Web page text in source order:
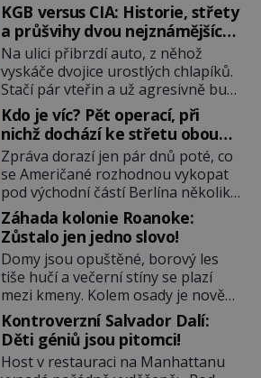
KGB versus CIA: Historie, střety
a průšvihy dvou nejznámějších
tajných služeb historie
Na ulici přibrzdí auto, z něhož
vyskáče dvojice urostlých chlapíků.
Stačí pár vteřin a už agresivně buší
na dveře. O další okamžik později
vlečou nebožáka do auta, a pak už
ho nikdy nikdo nespatří. Dostal se
totiž do rukou všemocné KGB. Jako
sourozenci, kteří si nemohou přijít
na jméno. Neustále se předhání v
plánování sabotáží, […]
Kdo je víc? Pět operací, při
nichž dochází ke střetu obou
tajných služeb
Zpráva dorazí jen pár dnů poté, co
se Američané rozhodnou vykopat
pod východní částí Berlína několik
stovek metrů dlouhý tunel. Sověti
na sobě nenechají nic znát a
nechají nepřítele, aby si myslel, že
je přechytračil. Cennou informaci
jim dodá jeden z agentů. Oba
tábory jsou zvyklé působit v pozadí
a podle situace tlačit, jak oni […]
Záhada kolonie Roanoke:
Zůstalo jen jedno slovo!
Domy jsou opuštěné, borový les
tiše hučí a večerní stíny se plazí
mezi kmeny. Kolem osady je nově
postavená palisáda, ale ani to
nejspíš nedokáže osadníky
zachránit. Muži, ženy, děti – všichni
jsou pryč. Nadobro a navždycky!
Kontroverzní Salvador Dalí:
Děti géniů jsou pitomci!
Host v restauraci na Manhattanu